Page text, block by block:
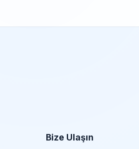
Bize Ulaşın